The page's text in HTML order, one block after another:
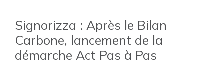
Signorizza : Après le Bilan
Carbone, lancement de la
démarche Act Pas à Pas